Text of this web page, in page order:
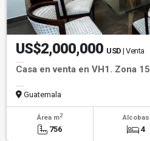
US$2,000,000 USD | Venta
Casa en venta en VH1. Zona 15
Guatemala
Área m2
756
Alcobas
4